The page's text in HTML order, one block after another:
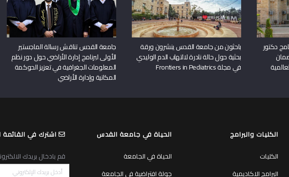
دكتور
باحثون من جامعة القدس ينشرون ورقة
بحثية حول حالة نادرة لالتهاب الدم الوليدي
في مجلة Frontiers in Pediatrics
جامعة القدس تناقش رسالة الماجستير
الأولى لبرنامج إدارة الأراضي حول دور نظم
المعلومات الجغرافية في تعزيز الحوكمة
المكانية وإدارة الأراضي
الكليات والبرامج
الكليات
البرامج الاكاديمية
الحياة في جامعة القدس
الحياة في الجامعة
جولة افتراضية في الجامعة
اشترك في القائمة
قم بادخال بريدك